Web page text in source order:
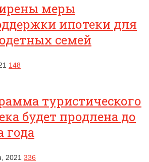
меры
ипотеки для
семей
148
туристического
будет продлена до
года
2021 336